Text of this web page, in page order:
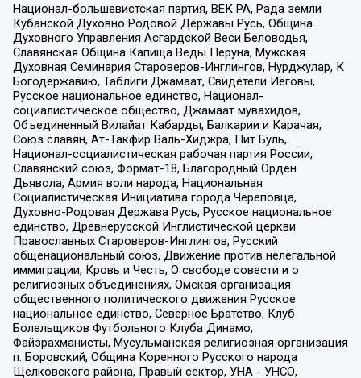
Национал-большевистская партия, ВЕК РА, Рада земли
Кубанской Духовно Родовой Державы Русь, Община
Духовного Управления Асгардской Веси Беловодья,
Славянская Община Капища Веды Перуна, Мужская
Духовная Семинария Староверов-Инглингов, Нурджулар, К
Богодержавию, Таблиги Джамаат, Свидетели Иеговы,
Русское национальное единство, Национал-
социалистическое общество, Джамаат мувахидов,
Объединенный Вилайат Кабарды, Балкарии и Карачая,
Союз славян, Ат-Такфир Валь-Хиджра, Пит Буль,
Национал-социалистическая рабочая партия России,
Славянский союз, Формат-18, Благородный Орден
Дьявола, Армия воли народа, Национальная
Социалистическая Инициатива города Череповца,
Духовно-Родовая Держава Русь, Русское национальное
единство, Древнерусской Инглистической церкви
Православных Староверов-Инглингов, Русский
общенациональный союз, Движение против нелегальной
иммиграции, Кровь и Честь, О свободе совести и о
религиозных объединениях, Омская организация
общественного политического движения Русское
национальное единство, Северное Братство, Клуб
Болельщиков Футбольного Клуба Динамо,
Файзрахманисты, Мусульманская религиозная организация
п. Боровский, Община Коренного Русского народа
Щелковского района, Правый сектор, УНА - УНСО,